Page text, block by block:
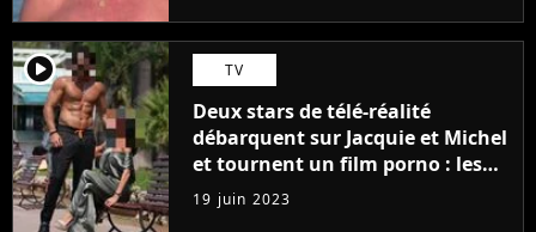
player2 TV
Deux stars de télé-réalité
débarquent sur Jacquie et Michel
et tournent un film porno : les
premières images du tournage
(exclu)
19 juin 2023